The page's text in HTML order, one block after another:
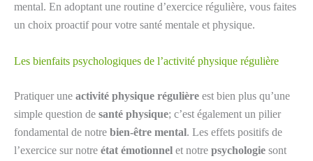
mental. En adoptant une routine d’exercice régulière, vous faites
un choix proactif pour votre santé mentale et physique.
Les bienfaits psychologiques de l’activité physique régulière
Pratiquer une activité physique régulière est bien plus qu’une
simple question de santé physique; c’est également un pilier
fondamental de notre bien-être mental. Les effets positifs de
l’exercice sur notre état émotionnel et notre psychologie sont